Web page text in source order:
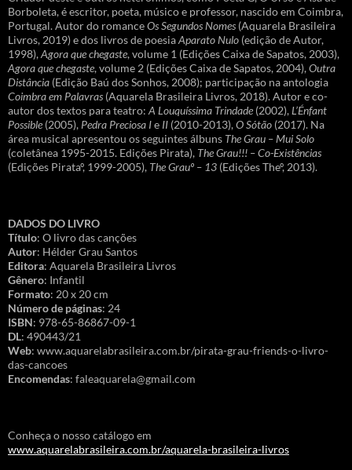
Borboleta, é escritor, poeta, músico e professor, nascido em Coimbra,
Portugal. Autor do romanceOs Segundos Nomes (Aquarela Brasileira
Livros, 2019) e dos livros de poesiaAparato Nulo (edição de Autor,
1998),Agora que chegaste, volume 1 (Edições Caixa de Sapatos, 2003),
Agora que chegaste, volume 2 (Edições Caixa de Sapatos, 2004),Outra
Distância (Edição Baú dos Sonhos, 2008); participação na antologia
Coimbra em Palavras (Aquarela Brasileira Livros, 2018). Autor e co-
autor dos textos para teatro: A Louquíssima Trindade (2002),L’Énfant
Possible (2005), Pedra Preciosa Ie II (2010-2013),O Sótão (2017). Na
área musical apresentou os seguintes álbuns The Grau – Mui Solo
(coletânea 1995-2015. Edições Pirata), The Grau!!! – Co-Existências
(Edições Pirataº, 1999-2005), The Grauº – 13 (Edições Theº, 2013).
DADOS DO LIVRO
Título: O livro das canções
Autor: Hélder Grau Santos
Editora: Aquarela Brasileira Livros
Gênero: Infantil
Formato: 20 x 20 cm
Número de páginas: 24
ISBN: 978-65-86867-09-1
DL: 490443/21
Web: www.aquarelabrasileira.com.br/pirata-grau-friends-o-livro-
das-cancoes
Encomendas: faleaquarela@gmail.com
Conheça o nosso catálogo em
www.aquarelabrasileira.com.br/aquarela-brasileira-livros